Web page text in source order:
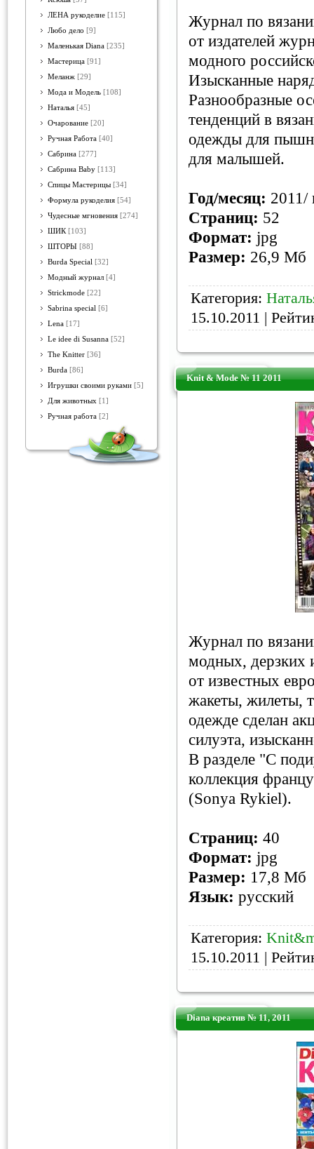
ЛЕНА рукоделие [115]
Любо дело [9]
Маленькая Diana [235]
Мастерица [91]
Меланж [29]
Мода и Модель [108]
Наталья [45]
Очарование [20]
Ручная Работа [40]
Сабрина [277]
Сабрина Baby [113]
Спицы Мастерицы [34]
Формула рукоделия [54]
Чудесные мгновения [274]
ШИК [103]
ШТОРЫ [88]
Burda Special [32]
Модный журнал [4]
Strickmode [22]
Sabrina special [6]
Lena [17]
Le idee di Susanna [52]
The Knitter [36]
Burda [86]
Игрушки своими руками [5]
Для животных [1]
Ручная работа [2]
Журнал по
от издателей
модного
Изысканные
Разнообразные
тенденций в
одежды для
для малышей.
Год/месяц: 2011/
Страниц: 52
Формат: jpg
Размер: 26,9 Мб
Категория:
15.10.2011 |
Knit & Mode № 11 2011
Журнал по
модных, дерзких
от известных
жакеты, жилеты,
одежде сделан
силуэта,
В разделе "С
коллекция
(Sonya Rykiel).
Страниц: 40
Формат: jpg
Размер: 17,8 Мб
Язык: русский
Категория:
15.10.2011 |
Diana креатив № 11, 2011